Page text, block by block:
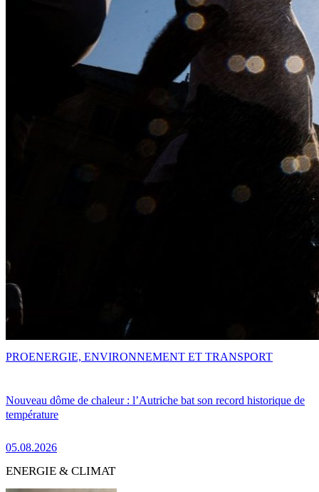
Nouveau dôme de chaleur : l’Autriche bat son record historique de
température
05.08.2026
PROENERGIE, ENVIRONNEMENT ET TRANSPORT
ENERGIE & CLIMAT